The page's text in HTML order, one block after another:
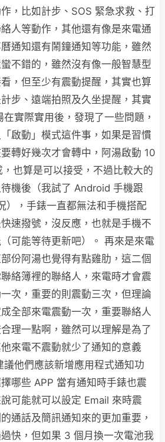
，比如計步、SOS 緊急求救、打
人等動作，其他還有像是來電通
通知還有鬧鐘通知等功能，雖然
不錯的，雖然沒有像一般智慧型
，但至少有震動提醒，其實也算
步、遠端拍照及久坐提醒，其實
實際實用後，發現了一些問題，
啟動」模式這件事，如果是習慣
轉好幾次才會轉中，阿湯啟動 10
也算是可以接受，不過比較大的
機後（我試了 Android 手機跟
），手錶一直都無法和手機搭配
速撥號，沒反應，也就是手機不
可能等待更新吧）。 再來是來電
份阿湯也覺得有點雞肋，這二個
絡簿裡的聯絡人，來電時才會震
次，重要的則震動三次，但理論
全部來電震動一次，重要聯絡人
理一點啊，雖然可以理解是為了
來電不震動就少了通知的意義
議他們應該新增應用程式通知功
哪些 APP 當有通知時手錶也震
可能就可以設定 Email 來時震
通話及簡訊通知來的更加重要，
快，但如果 3 個月換一次電池我